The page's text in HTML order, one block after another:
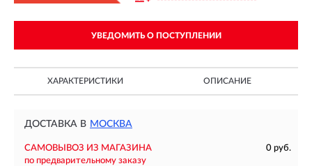
УВЕДОМИТЬ О ПОСТУПЛЕНИИ
ХАРАКТЕРИСТИКИ ОПИСАНИЕ
ДОСТАВКА В МОСКВА
САМОВЫВОЗ ИЗ МАГАЗИНА
0 руб.
по предварительному заказу